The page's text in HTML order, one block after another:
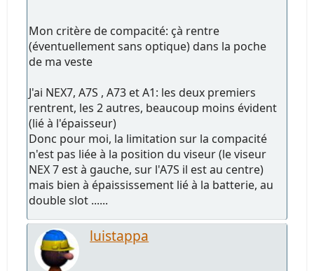
Mon critère de compacité: çà rentre
(éventuellement sans optique) dans la poche
de ma veste
J'ai NEX7, A7S , A73 et A1: les deux premiers
rentrent, les 2 autres, beaucoup moins évident
(lié à l'épaisseur)
Donc pour moi, la limitation sur la compacité
n'est pas liée à la position du viseur (le viseur
NEX 7 est à gauche, sur l'A7S il est au centre)
mais bien à épaississement lié à la batterie, au
double slot ......
luistappa